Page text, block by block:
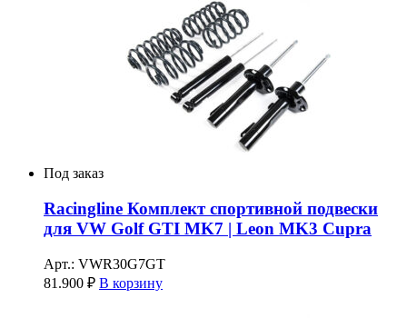
Под заказ
Racingline Комплект спортивной подвески
для VW Golf GTI MK7 | Leon MK3 Cupra
Арт.: VWR30G7GT
81.900 ₽ В корзину